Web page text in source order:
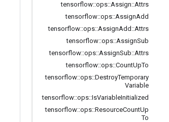
tensorflow::ops::Assign::Attrs
tensorflow::ops::AssignAdd
tensorflow::ops::AssignAdd ::Attrs
tensorflow::ops::AssignSub
tensorflow::ops::AssignSub::Attrs
tensorflow::ops::CountUpTo
tensorflow::ops::DestroyTemporary
Variable
tensorflow::ops::IsVariableInitialized
tensorflow::ops::ResourceCountUp
To